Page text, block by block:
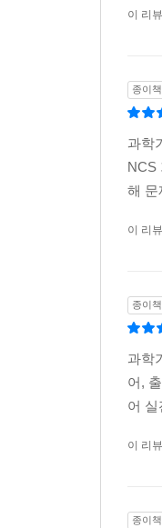
이 리
종이책
과학
NCS
해 문
이 리
종이책
과학
어,
어
이 리
종이책